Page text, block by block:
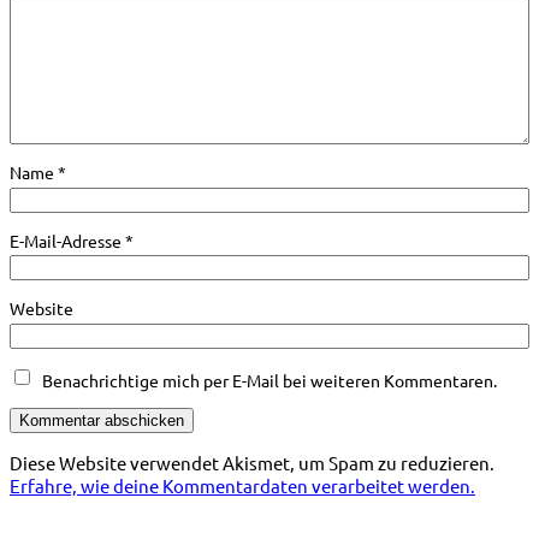
Name *
E-Mail-Adresse *
Website
Benachrichtige mich per E-Mail bei weiteren Kommentaren.
Diese Website verwendet Akismet, um Spam zu reduzieren.
Erfahre, wie deine Kommentardaten verarbeitet werden.